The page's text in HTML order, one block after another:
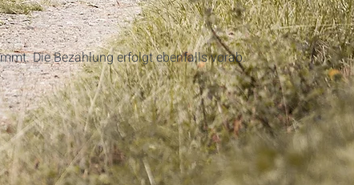
Die Bezahlung erfolgt ebenfalls vorab.​